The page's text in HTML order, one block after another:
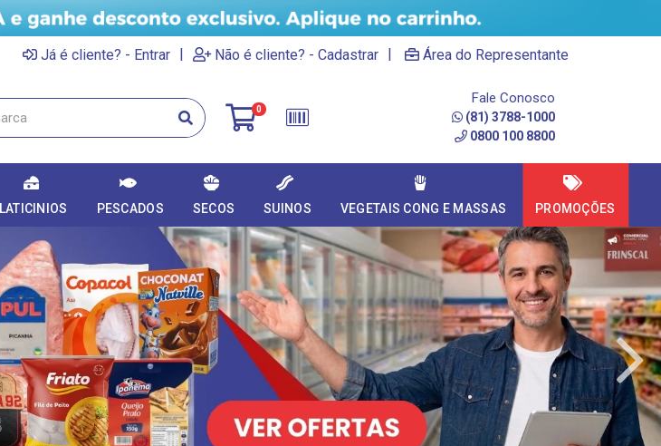
Já é cliente? - Entrar | Não é cliente? - Cadastrar | Área do Representante
0
Fale Conosco
(81) 3788-1000
0800 100 8800
LATICINIOS PESCADOS SECOS SUINOS VEGETAIS CONG E MASSAS PROMOÇÕES